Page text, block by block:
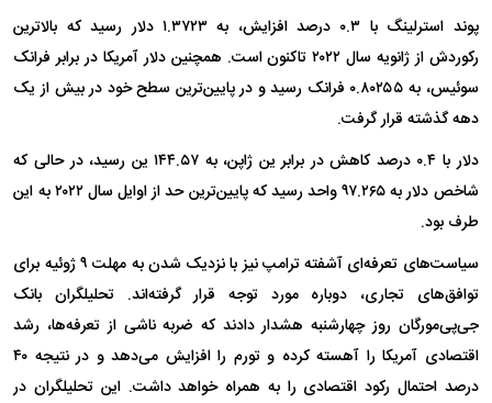
پوند استرلینگ با ۰.۳ درصد افزایش، به ۱.۳۷۲۳ دلار رسید که بالاترین
رکوردش از ژانویه سال ۲۰۲۲ تاکنون است. همچنین دلار آمریکا در برابر فرانک
سوئیس، به ۰.۸۰۲۵۵ فرانک رسید و در پایین‌ترین سطح خود در بیش از یک
دهه گذشته قرار گرفت.
دلار با ۰.۴ درصد کاهش در برابر ین ژاپن، به ۱۴۴.۵۷ ین رسید، در حالی که
شاخص دلار به ۹۷.۲۶۵ واحد رسید که پایین‌ترین حد از اوایل سال ۲۰۲۲ به این
طرف بود.
سیاست‌های تعرفه‌ای آشفته ترامپ نیز با نزدیک شدن به مهلت ۹ ژوئیه برای
توافق‌های تجاری، دوباره مورد توجه قرار گرفته‌اند. تحلیلگران بانک
جی‌پی‌مورگان روز چهارشنبه هشدار دادند که ضربه ناشی از تعرفه‌ها، رشد
اقتصادی آمریکا را آهسته کرده و تورم را افزایش می‌دهد و در نتیجه ۴۰
درصد احتمال رکود اقتصادی را به همراه خواهد داشت. این تحلیلگران در